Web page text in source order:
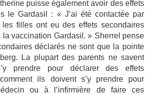
puisse également avoir des effets
le Gardasil : « J’ai été contactée par
filles ont eu des effets secondaires
la vaccination Gardasil. » Sherrel pense
déclarés ne sont que la pointe
La plupart des parents ne savent
prendre pour déclarer des effets
ils doivent s’y prendre pour
ou à l’infirmière de faire ces